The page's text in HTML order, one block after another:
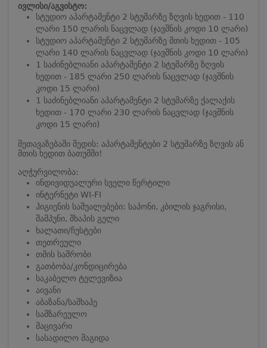
ივლისი/აგვისტო:
სტუდიო აპარტამენტი 2 სტუმარზე ზღვის ხედით - 110
ლარი 150 ლარის ნაცვლად (ჯავშნის კოდი 10 ლარი)
სტუდიო აპარტამენტი 2 სტუმარზე მთის ხედით - 105
ლარი 140 ლარის ნაცვლად (ჯავშნის კოდი 10 ლარი)
1 საძინებლიანი აპარტამენტი 2 სტუმარზე ზღვის
ხედით - 185 ლარი 250 ლარის ნაცვლად (ჯავშნის
კოდი 15 ლარი)
1 საძინებლიანი აპარტამენტი 2 სტუმარზე ქალაქის
ხედით - 170 ლარი 230 ლარის ნაცვლად (ჯავშნის
კოდი 15 ლარი)
შეთავაზებაში შედის: აპარტამენტები 2 სტუმარზე ზღვის ან
მთის ხედით ბათუმში!
აღჭურვილობა:
ინდივიდუალური სველი წერტილი
ინტერნეტი WI-FI
ჰიგიენის საშუალებები: საპონი, კბილის ჯაგრისი,
შამპუნი, შხაპის გელი
ხალათი/ჩუსტები
თეთრეული
თმის საშრობი
გათბობა/კონდიცირება
საკაბელო ტელევიზია
აივანი
აბაზანა/საშხაპე
სამზარეულო
მაცივარი
სასადილო მაგიდა